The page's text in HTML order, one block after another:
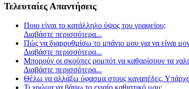
Τελευταίες Απαντήσεις
Ποιο είναι το κατάλληλο ύψος του γραφείου;
Διαβάστε περισσότερα...
Πώς να διαρρυθμίσω το μπάνιο μου για να είναι
Διαβάστε περισσότερα...
Μπορούν οι σκούπες ρομπότ να καθαρίσουν τα
Διαβάστε περισσότερα...
Θέλω να αλλάξω ύφασμα στους καναπέδες.
Τι χρώμα να βάψω το ενιαίο καθιστικό μου;